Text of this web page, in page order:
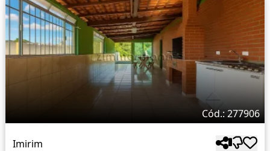
Cód.: 277906
Imirim